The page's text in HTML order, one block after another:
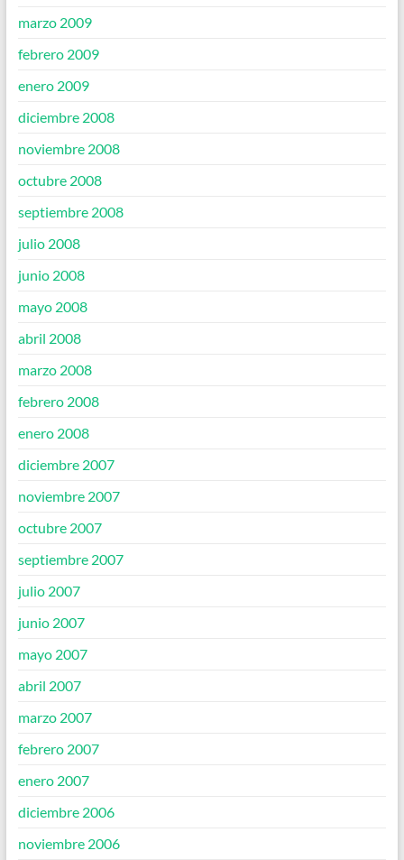
marzo 2009
febrero 2009
enero 2009
diciembre 2008
noviembre 2008
octubre 2008
septiembre 2008
julio 2008
junio 2008
mayo 2008
abril 2008
marzo 2008
febrero 2008
enero 2008
diciembre 2007
noviembre 2007
octubre 2007
septiembre 2007
julio 2007
junio 2007
mayo 2007
abril 2007
marzo 2007
febrero 2007
enero 2007
diciembre 2006
noviembre 2006